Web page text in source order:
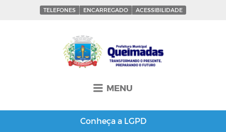
TELEFONES ENCARREGADO ACESSIBILIDADE
MENU
Conheça a LGPD